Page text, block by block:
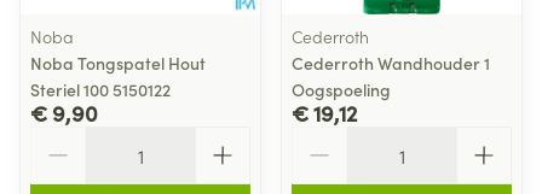
Noba
Noba Tongspatel Hout
Steriel 100 5150122
€ 9,90
Cederroth
Cederroth Wandhouder 1
Oogspoeling
€ 19,12